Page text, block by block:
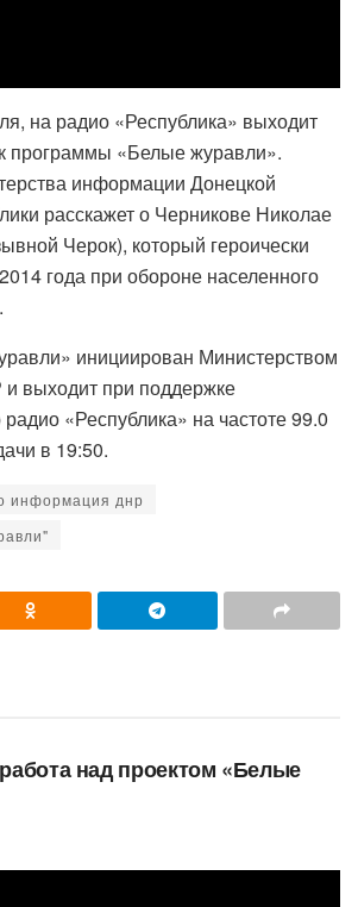
на радио «Республика» выходит
программы «Белые журавли».
информации Донецкой
расскажет о Черникове Николае
Черок), который героически
года при обороне населенного
инициирован Министерством
выходит при поддержке
радио «Республика» на частоте 99.0
в 19:50.
информация днр
над проектом «Белые